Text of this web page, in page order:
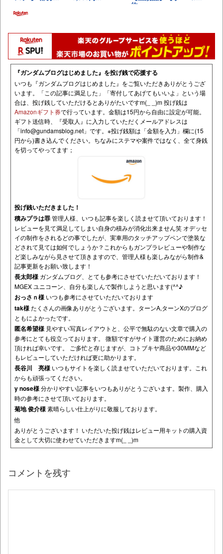
『ガンダムブログはじめました』を投げ銭で応援する
いつも『ガンダムブログはじめました』をご覧いただきありがとうござ
います。「この記事に満足した」「寄付してあげてもいいよ」という場
合は、投げ銭していただけるとありがたいですm(_ _)m 投げ銭は
Amazonギフト券で行っています。金額は15円から自由に設定が可能。
ギフト送信時、『受取人』に入力していただくメールアドレスは
「info@gundamsblog.net 」です。 ※投げ銭額は「金額を入力」欄に(15
円から)書き込んでください。ちなみにステマや案件ではなく、全て身銭
を切ってやってます；
投げ銭いただきました！
積みプラは罪管理人様、いつも記事を楽しく読ませて頂いております！
レビューを見て満足してしまい自身の積みが消化出来ません笑 オデッセ
イの制作をされるどの事でしたが、実車用のタッチアップペンで塗装な
どされて見ては如何でしょうか？これからもガンプラレビューや制作な
ど楽しみながら見させて頂きますので、管理人様も楽しみながら制作&
記事更新をお願い致します！
長太郎様 ガンダムブログ、とても参考にさせていただいております！
MGEX ユニコーン、自分も楽しんで製作しようと思います(^^♪
おっさｎ様 いつも参考にさせていただいております
tak様たくさんの画像ありがとうございます。ターンA,ターンXのブログ
ともによかったです。
匿名希望様 見やすい写真レイアウトと、公平で無駄のない文章で購入の
参考にとても役立っております。 微額ですがサイト運営のためにお納め
頂ければ幸いです。 ご多忙と存じますが、コトブキヤ商品や30MMなど
もレビューしていただければ更に助かります。
長谷川 亮様 いつもサイトを楽しく読ませていただいております。これ
からも頑張ってください。
y nose様分かりやすい記事をいつもありがとうございます。製作、購入
時の参考にさせて頂いております。
菊地 俊介様素晴らしい仕上がりに敬服しております。
他
ありがとうございます！ いただいた投げ銭はレビュー用キットの購入資
金として大切に使わせていただきますm(_ _)m
コメントを残す